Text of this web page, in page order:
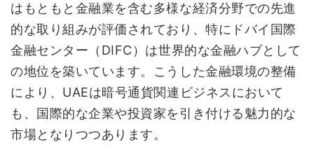
はもともと金融業を含む多様な経済分野での先進
的な取り組みが評価されており、特にドバイ国際
金融センター（DIFC）は世界的な金融ハブとして
の地位を築いています。こうした金融環境の整備
により、UAEは暗号通貨関連ビジネスにおいて
も、国際的な企業や投資家を引き付ける魅力的な
市場となりつつあります。